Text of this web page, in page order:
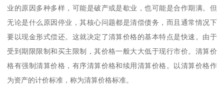
业的原因多种多样，可能是破产或是歇业，也可能是合作期满。但
无论是什么原因停业，其核心问题都是清偿债务，而且通常情况下
要以现金形式偿还。这就决定了清算价格的基本特点是快速。由于
受到期限限制和买主限制，其价格一般大大低于现行市价。清算价
格有强制清算价格，有序清算价格和续用清算价格。以清算价格作
为资产的计价标准，称为清算价格标准。